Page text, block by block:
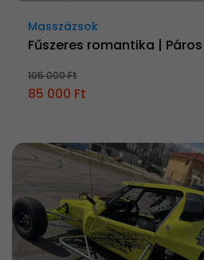
Masszázsok
Fűszeres romantika |
105 000 Ft
85 000 Ft